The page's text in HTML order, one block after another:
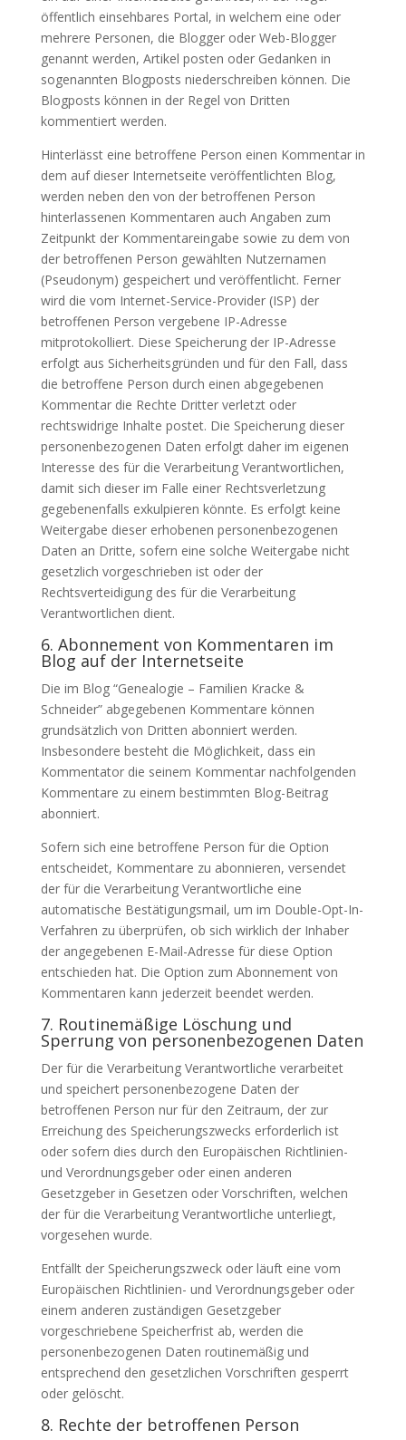
öffentlich einsehbares Portal, in welchem eine oder
mehrere Personen, die Blogger oder Web-Blogger
genannt werden, Artikel posten oder Gedanken in
sogenannten Blogposts niederschreiben können. Die
Blogposts können in der Regel von Dritten
kommentiert werden.
Hinterlässt eine betroffene Person einen Kommentar in
dem auf dieser Internetseite veröffentlichten Blog,
werden neben den von der betroffenen Person
hinterlassenen Kommentaren auch Angaben zum
Zeitpunkt der Kommentareingabe sowie zu dem von
der betroffenen Person gewählten Nutzernamen
(Pseudonym) gespeichert und veröffentlicht. Ferner
wird die vom Internet-Service-Provider (ISP) der
betroffenen Person vergebene IP-Adresse
mitprotokolliert. Diese Speicherung der IP-Adresse
erfolgt aus Sicherheitsgründen und für den Fall, dass
die betroffene Person durch einen abgegebenen
Kommentar die Rechte Dritter verletzt oder
rechtswidrige Inhalte postet. Die Speicherung dieser
personenbezogenen Daten erfolgt daher im eigenen
Interesse des für die Verarbeitung Verantwortlichen,
damit sich dieser im Falle einer Rechtsverletzung
gegebenenfalls exkulpieren könnte. Es erfolgt keine
Weitergabe dieser erhobenen personenbezogenen
Daten an Dritte, sofern eine solche Weitergabe nicht
gesetzlich vorgeschrieben ist oder der
Rechtsverteidigung des für die Verarbeitung
Verantwortlichen dient.
6. Abonnement von Kommentaren im
Blog auf der Internetseite
Die im Blog “Genealogie – Familien Kracke &
Schneider” abgegebenen Kommentare können
grundsätzlich von Dritten abonniert werden.
Insbesondere besteht die Möglichkeit, dass ein
Kommentator die seinem Kommentar nachfolgenden
Kommentare zu einem bestimmten Blog-Beitrag
abonniert.
Sofern sich eine betroffene Person für die Option
entscheidet, Kommentare zu abonnieren, versendet
der für die Verarbeitung Verantwortliche eine
automatische Bestätigungsmail, um im Double-Opt-In-
Verfahren zu überprüfen, ob sich wirklich der Inhaber
der angegebenen E-Mail-Adresse für diese Option
entschieden hat. Die Option zum Abonnement von
Kommentaren kann jederzeit beendet werden.
7. Routinemäßige Löschung und
Sperrung von personenbezogenen Daten
Der für die Verarbeitung Verantwortliche verarbeitet
und speichert personenbezogene Daten der
betroffenen Person nur für den Zeitraum, der zur
Erreichung des Speicherungszwecks erforderlich ist
oder sofern dies durch den Europäischen Richtlinien-
und Verordnungsgeber oder einen anderen
Gesetzgeber in Gesetzen oder Vorschriften, welchen
der für die Verarbeitung Verantwortliche unterliegt,
vorgesehen wurde.
Entfällt der Speicherungszweck oder läuft eine vom
Europäischen Richtlinien- und Verordnungsgeber oder
einem anderen zuständigen Gesetzgeber
vorgeschriebene Speicherfrist ab, werden die
personenbezogenen Daten routinemäßig und
entsprechend den gesetzlichen Vorschriften gesperrt
oder gelöscht.
8. Rechte der betroffenen Person